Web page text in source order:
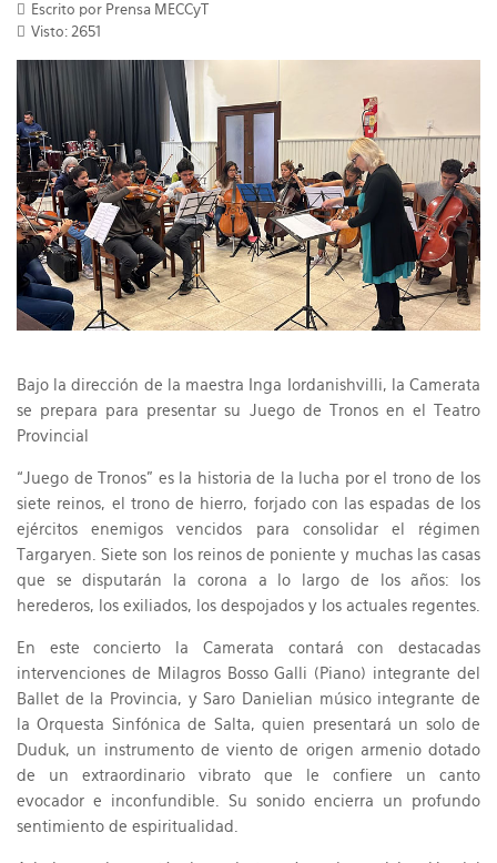
Escrito por Prensa MECCyT
Visto: 2651
Bajo la dirección de la maestra Inga Iordanishvilli, la Camerata
se prepara para presentar su Juego de Tronos en el Teatro
Provincial
“Juego de Tronos” es la historia de la lucha por el trono de los
siete reinos, el trono de hierro, forjado con las espadas de los
ejércitos enemigos vencidos para consolidar el régimen
Targaryen. Siete son los reinos de poniente y muchas las casas
que se disputarán la corona a lo largo de los años: los
herederos, los exiliados, los despojados y los actuales regentes.
En este concierto la Camerata contará con destacadas
intervenciones de Milagros Bosso Galli (Piano) integrante del
Ballet de la Provincia, y Saro Danielian músico integrante de
la Orquesta Sinfónica de Salta, quien presentará un solo de
Duduk, un instrumento de viento de origen armenio dotado
de un extraordinario vibrato que le confiere un canto
evocador e inconfundible. Su sonido encierra un profundo
sentimiento de espiritualidad.